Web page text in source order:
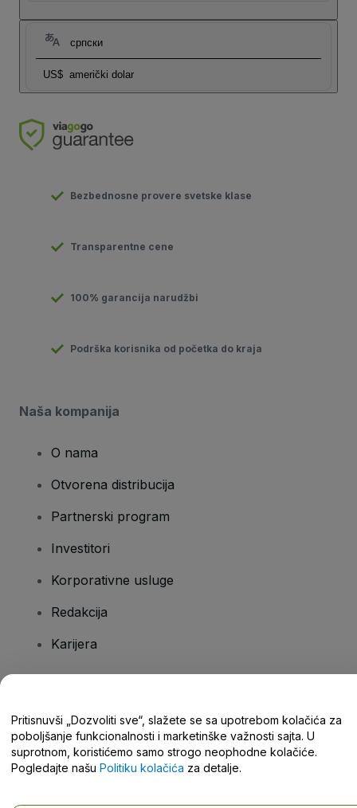
српски
US$ američki dolar
Bezbednosne provere svetske klase
Transparentne cene
100% garancija narudžbi
Podrška korisnika od početka do kraja
Naša kompanija
O nama
Otvorena distribucija
Partnerski program
Investitori
Korporativne usluge
Redakcija
Karijera
Centar za pomoć / Kontaktirajte nas
Pritisnuvši „Dozvoliti sve“, slažete se sa upotrebom kolačića za
poboljšanje funkcionalnosti i marketinške važnosti sajta. U
suprotnom, koristićemo samo strogo neophodne kolačiće.
Pogledajte našu Politiku kolačića za detalje.